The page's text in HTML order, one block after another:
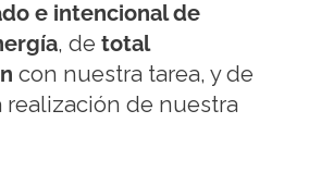
e intencional de
, de total
con nuestra tarea, y de
realización de nuestra